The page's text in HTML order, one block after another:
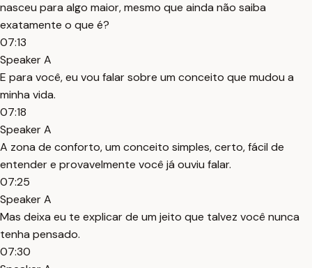
nasceu para algo maior, mesmo que ainda não saiba
exatamente o que é?
07:13
Speaker A
E para você, eu vou falar sobre um conceito que mudou a
minha vida.
07:18
Speaker A
A zona de conforto, um conceito simples, certo, fácil de
entender e provavelmente você já ouviu falar.
07:25
Speaker A
Mas deixa eu te explicar de um jeito que talvez você nunca
tenha pensado.
07:30